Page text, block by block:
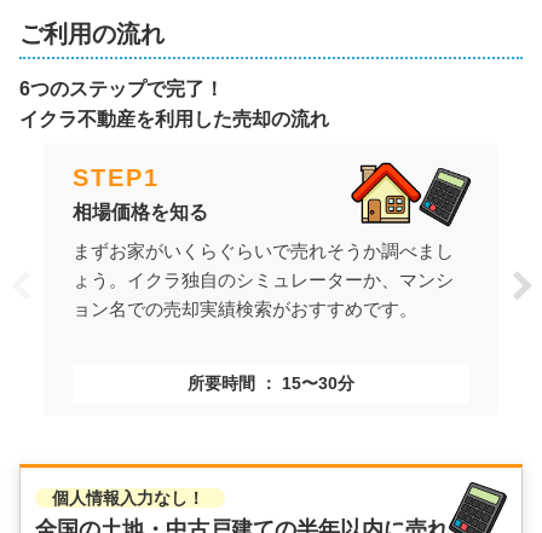
ご利用の流れ
6つのステップで完了！
イクラ不動産を利用した売却の流れ
STEP1
相場価格を知る
まずお家がいくらぐらいで売れそうか調べまし
ょう。イクラ独自のシミュレーターか、マンシ
ョン名での売却実績検索がおすすめです。
所要時間 15〜30分
個人情報入力なし！